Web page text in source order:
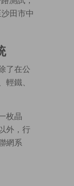
田市中
了在公
輕鐵、
枚晶
外，行
網系